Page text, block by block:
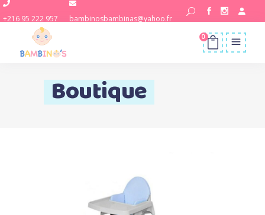
+216 95 222 957 bambinosbambinas@yahoo.fr
0
Boutique